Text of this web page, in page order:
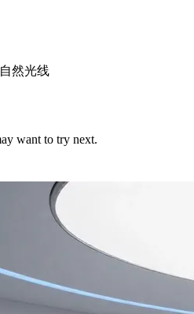
自然光线
want to try next.